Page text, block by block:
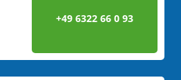
+49 6322 66 0 93